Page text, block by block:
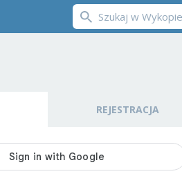
REJESTRACJA